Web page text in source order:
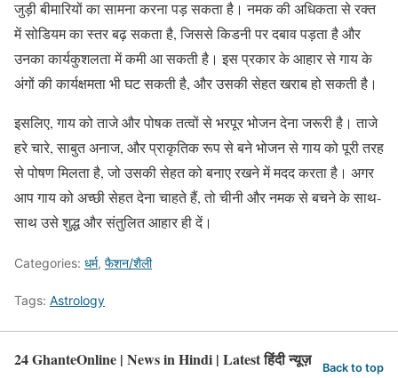
जुड़ी बीमारियों का सामना करना पड़ सकता है। नमक की अधिकता से रक्त
में सोडियम का स्तर बढ़ सकता है, जिससे किडनी पर दबाव पड़ता है और
उनका कार्यकुशलता में कमी आ सकती है। इस प्रकार के आहार से गाय के
अंगों की कार्यक्षमता भी घट सकती है, और उसकी सेहत खराब हो सकती है।
इसलिए, गाय को ताजे और पोषक तत्वों से भरपूर भोजन देना जरूरी है। ताजे
हरे चारे, साबुत अनाज, और प्राकृतिक रूप से बने भोजन से गाय को पूरी तरह
से पोषण मिलता है, जो उसकी सेहत को बनाए रखने में मदद करता है। अगर
आप गाय को अच्छी सेहत देना चाहते हैं, तो चीनी और नमक से बचने के साथ-
साथ उसे शुद्ध और संतुलित आहार ही दें।
Categories: धर्म, फैशन/शैली
Tags: Astrology
24 GhanteOnline | News in Hindi | Latest हिंदी न्यूज़ Back to top